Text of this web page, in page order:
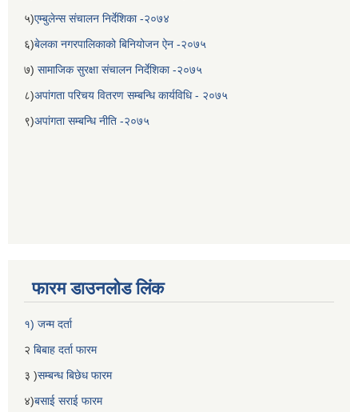
५)एम्बुलेन्स संचालन निर्देशिका -२०७४
६)बेलका नगरपालिकाको बिनियोजन ऐन -२०७५
७) सामाजिक सुरक्षा संचालन निर्देशिका -२०७५
८)अपांगता परिचय वितरण सम्बन्धि कार्यविधि - २०७५
९)अपांगता सम्बन्धि नीति -२०७५
फारम डाउनलोड लिंक
१) जन्म दर्ता
२ बिबाह दर्ता फारम
३ )सम्बन्ध बिछेध फारम
४)बसाई सराई फारम